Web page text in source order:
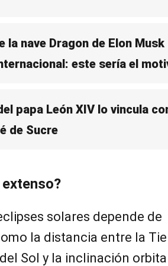
la nave Dragon de Elon Musk
este sería el
papa León XIV lo vincula
de Sucre
solares depende de
la distancia entre la
Sol y la inclinación